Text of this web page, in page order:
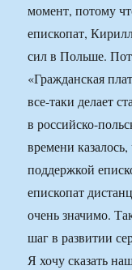
момент, потому
епископат,
сил в Польше.
«Гражданская
все-таки делает
в российско-
времени
поддержкой
епископат
очень значимо.
шаг в развитии
Я хочу сказать